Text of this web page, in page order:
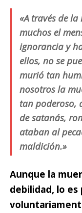
«A través de
muchos el
ignorancia y
ellos, no se
murió tan
nosotros la
tan poderoso,
de satanás,
ataban al
maldición.»
Aunque la
debilidad, lo